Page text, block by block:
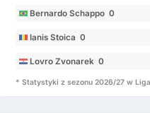
Bernardo Schappo 0
Ianis Stoica 0
Lovro Zvonarek 0
* Statystyki z sezonu 2026/27 w